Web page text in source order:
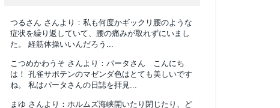
つるさん さんより： 私も何度かギックリ腰のような
症状を繰り返していて、腰の痛みが取れずにいまし
た。 経筋体操いいんだろう...
こつめかわうそ さんより： パータさん こんにち
は！ 孔雀サボテンのマゼンダ色はとても美しいです
ね。 私はパータさんの日誌を拝見...
まゆ さんより： ホルムズ海峡開いたり閉じたり、ど